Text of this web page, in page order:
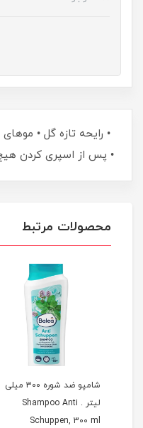
• رایحه تازه گل •
• پس از اسپری کردن هیچ
محصولات مرتبط
شامپو ضد شوره ۳۰۰ میلی
لیتر . Shampoo Anti
Schuppen, 300 ml